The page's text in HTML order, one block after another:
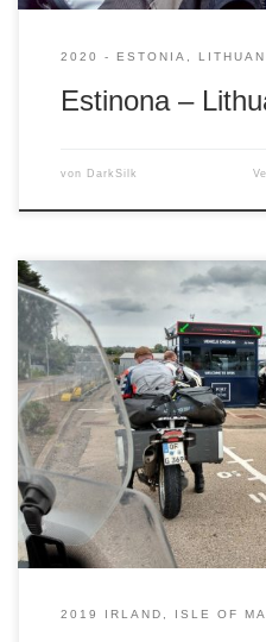
2020 - ESTONIA,
Estinona –
von DarkSilk
Wir sind zurück. Mehr oder
Es war eine wunderbare
einen kleinen Aufsatz über
veröffentlichen.
2019 IRLAND, ISLE OF